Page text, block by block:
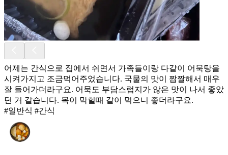
어제는 간식으로 집에서 쉬면서 가족들이랑 다같이 어묵탕을
시켜가지고 조금먹어주었습니다. 국물의 맛이 짭짤해서 매우
잘 들어가더라구요. 어묵도 부담스럽지가 않은 맛이 나서 좋았
던 거 같습니다. 목이 막힐때 같이 먹으니 좋더라구요.
#일반식 #간식